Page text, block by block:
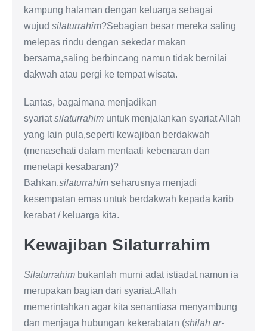
kampung halaman dengan keluarga sebagai
wujud silaturrahim?Sebagian besar mereka saling
melepas rindu dengan sekedar makan
bersama,saling berbincang namun tidak bernilai
dakwah atau pergi ke tempat wisata.
Lantas, bagaimana menjadikan
syariatsilaturrahim untuk menjalankan syariat Allah
yang lain pula,seperti kewajiban berdakwah
(menasehati dalam mentaati kebenaran dan
menetapi kesabaran)?
Bahkan,silaturrahim seharusnya menjadi
kesempatan emas untuk berdakwah kepada karib
kerabat / keluarga kita.
Kewajiban Silaturrahim
Silaturrahim bukanlah murni adat istiadat,namun ia
merupakan bagian dari syariat.Allah
memerintahkan agar kita senantiasa menyambung
dan menjaga hubungan kekerabatan (shilah ar-